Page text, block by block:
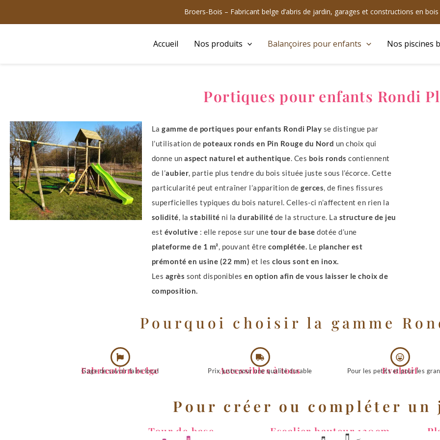
Broers-Bois – Fabricant belge d’abris de jardin, garages et constructions en
Accueil Nos produits Balançoires pour enfants Nos piscines
Portiques pour enfants Rondi
Lagamme de portiques pour enfants Rondi Play se distingue par
l’utilisation de poteaux ronds en Pin Rouge du Nord un choix qui
donne unaspect naturel et authentique. Ces bois ronds contiennent
de l’aubier, partie plus tendre du bois située juste sous l’écorce. Cette
particularité peut entraîner l’apparition degerces, de fines fissures
superficielles typiques du bois naturel. Celles-ci n’affectent en rien la
solidité, lastabilité ni ladurabilité de la structure. La structure de jeu
est évolutive : elle repose sur une tour de base dotée d’une
plateforme de 1 m², pouvant êtrecomplétée. Le plancher est
prémonté en usine (22 mm) et lesclous sont en inox.
Les agrès sont disponiblesen option afin de vous laisser le choix de
composition.
Pourquoi choisir la gamme
Fabrication belge
Gage de savoir faire local Accessibles à tous
Prix juste pour une qualité durable Evolutif
Pour les petits et pour les
Pour créer ou compléter un
Tour de base Escalier hauteur 130cm